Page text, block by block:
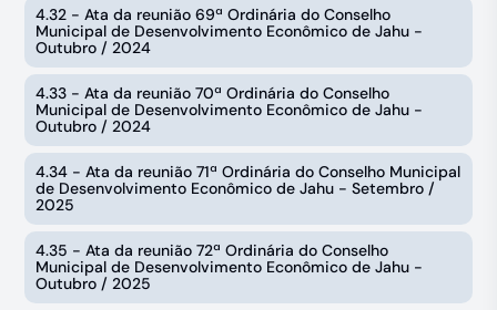
4.32 - Ata da reunião 69ª Ordinária do Conselho
Municipal de Desenvolvimento Econômico de Jahu -
Outubro / 2024
4.33 - Ata da reunião 70ª Ordinária do Conselho
Municipal de Desenvolvimento Econômico de Jahu -
Outubro / 2024
4.34 - Ata da reunião 71ª Ordinária do Conselho Municipal
de Desenvolvimento Econômico de Jahu - Setembro /
2025
4.35 - Ata da reunião 72ª Ordinária do Conselho
Municipal de Desenvolvimento Econômico de Jahu -
Outubro / 2025